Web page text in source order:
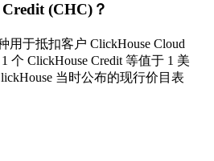
(CHC)？
用于抵扣客户 ClickHouse Cloud
个 ClickHouse Credit 等值于 1 美
当时公布的现行价目表